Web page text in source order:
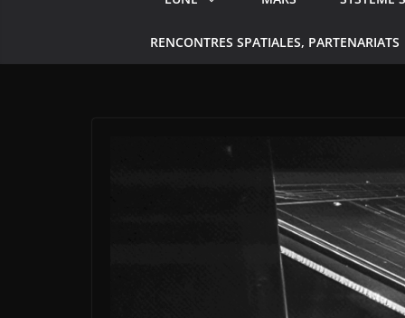
RENCONTRES SPATIALES, PARTENARIATS